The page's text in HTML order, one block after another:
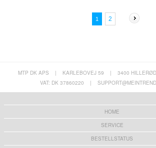
1 2
MTP DK APS | KARLEBOVEJ 59 | 3400 HILLERØD
VAT: DK 37860220
|
HOME
SERVICE
BESTELLSTATUS